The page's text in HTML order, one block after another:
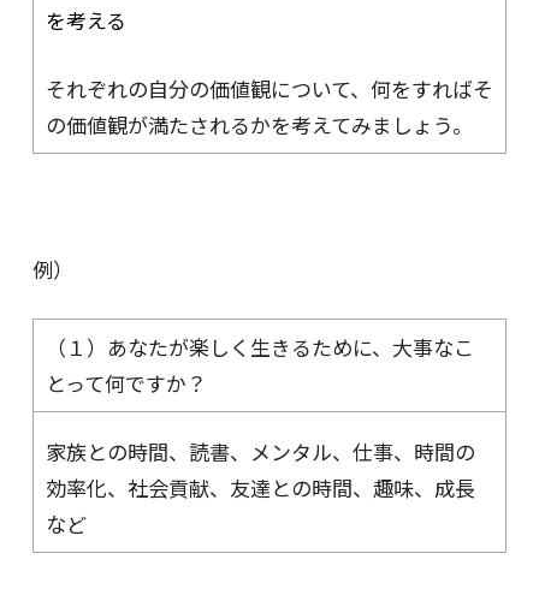
を考える
それぞれの自分の価値観について、何をすればそ
の価値観が満たされるかを考えてみましょう。
例）
（１）あなたが楽しく生きるために、大事なこ
とって何ですか？
家族との時間、読書、メンタル、仕事、時間の
効率化、社会貢献、友達との時間、趣味、成長
など